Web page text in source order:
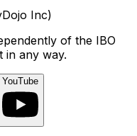
Inc)
of the IBO
in any way.
YouTube